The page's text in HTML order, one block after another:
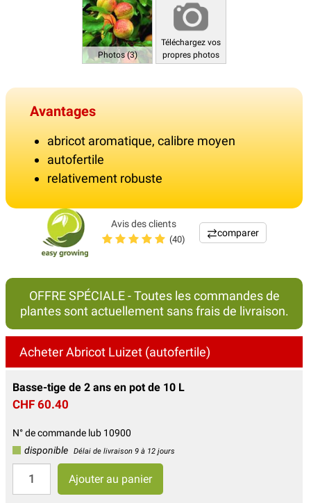
Photos (3)
Téléchargez vos
propres photos
Avantages
abricot aromatique, calibre moyen
autofertile
relativement robuste
Avis des clients
(40)
comparer
OFFRE SPÉCIALE - Toutes les commandes de
plantes sont actuellement sans frais de livraison.
Acheter Abricot Luizet (autofertile)
Basse-tige de 2 ans en pot de 10 L
CHF 60.40
N° de commande lub 10900
disponible
Délai de livraison 9 à 12 jours